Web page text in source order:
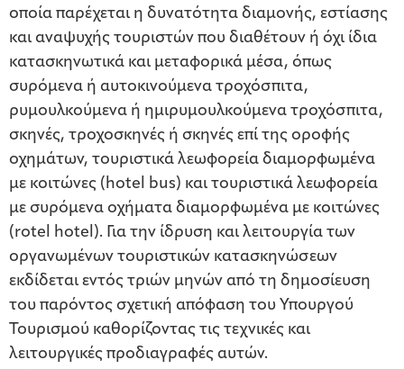
οποία παρέχεται η δυνατότητα διαμονής, εστίασης
και αναψυχής τουριστών που διαθέτουν ή όχι ίδια
κατασκηνωτικά και μεταφορικά μέσα, όπως
συρόμενα ή αυτοκινούμενα τροχόσπιτα,
ρυμουλκούμενα ή ημιρυμουλκούμενα τροχόσπιτα,
σκηνές, τροχοσκηνές ή σκηνές επί της οροφής
οχημάτων, τουριστικά λεωφορεία διαμορφωμένα
με κοιτώνες (hotel bus) και τουριστικά λεωφορεία
με συρόμενα οχήματα διαμορφωμένα με κοιτώνες
(rotel hotel). Για την ίδρυση και λειτουργία των
οργανωμένων τουριστικών κατασκηνώσεων
εκδίδεται εντός τριών μηνών από τη δημοσίευση
του παρόντος σχετική απόφαση του Υπουργού
Τουρισμού καθορίζοντας τις τεχνικές και
λειτουργικές προδιαγραφές αυτών.